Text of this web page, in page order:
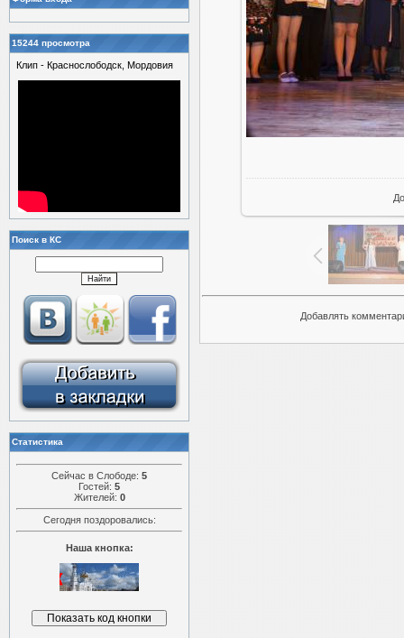
15244 просмотра
Клип - Краснослободск, Мордовия
Поиск в КС
Статистика
Сейчас в Слободе: 5
Гостей: 5
Жителей: 0
Сегодня поздоровались:
Наша кнопка:
Добавлять